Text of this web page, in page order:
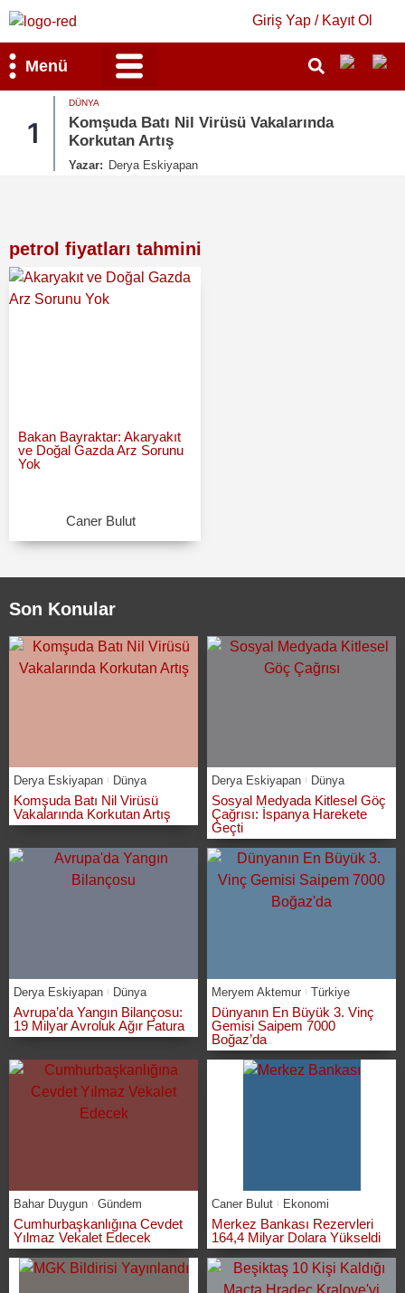
Giriş Yap / Kayıt Ol
Menü
1
DÜNYA
Komşuda Batı Nil Virüsü Vakalarında
Korkutan Artış
Yazar: Derya Eskiyapan
petrol fiyatları tahmini
Bakan Bayraktar: Akaryakıt
ve Doğal Gazda Arz Sorunu
Yok
Caner Bulut
Son Konular
Derya Eskiyapan Dünya
Komşuda Batı Nil Virüsü
Vakalarında Korkutan Artış
Derya Eskiyapan Dünya
Sosyal Medyada Kitlesel Göç
Çağrısı: İspanya Harekete
Geçti
Derya Eskiyapan Dünya
Avrupa’da Yangın Bilançosu:
19 Milyar Avroluk Ağır Fatura
Meryem Aktemur Türkiye
Dünyanın En Büyük 3. Vinç
Gemisi Saipem 7000
Boğaz’da
Bahar Duygun Gündem
Cumhurbaşkanlığına Cevdet
Yılmaz Vekalet Edecek
Caner Bulut Ekonomi
Merkez Bankası Rezervleri
164,4 Milyar Dolara Yükseldi